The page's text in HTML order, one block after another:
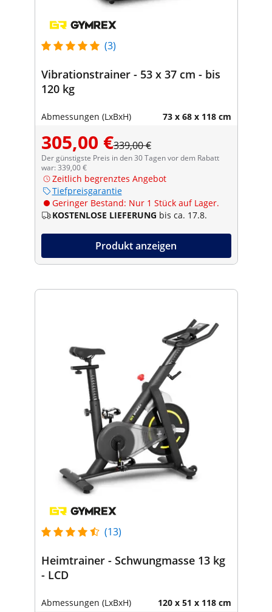
(3)
Vibrationstrainer - 53 x 37 cm - bis
120 kg
Abmessungen (LxBxH) 73 x 68 x 118 cm
305,00 €339,00 €
Der günstigste Preis in den 30 Tagen vor dem Rabatt
war: 339,00 €
Zeitlich begrenztes Angebot
Tiefpreisgarantie
Geringer Bestand: Nur 1 Stück auf Lager.
KOSTENLOSE LIEFERUNG bis ca. 17.8.
Produkt anzeigen
(13)
Heimtrainer - Schwungmasse 13 kg
- LCD
Abmessungen (LxBxH) 120 x 51 x 118 cm